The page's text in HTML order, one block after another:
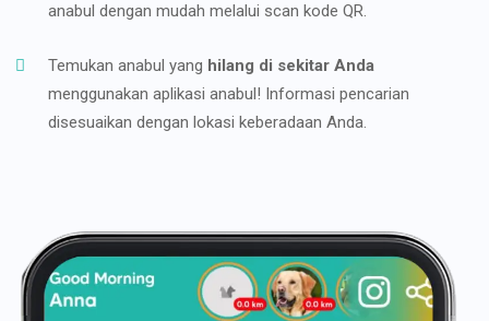
anabul dengan mudah melalui scan kode QR.
Temukan anabul yang hilang di sekitar Anda
menggunakan aplikasi anabul! Informasi pencarian
disesuaikan dengan lokasi keberadaan Anda.